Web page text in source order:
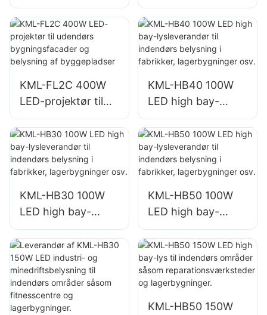
parkeringsplads-
og lagerbelysning
KML-FL2C 200W
LED-projektørlys
parkeringsplads-
og lagerbelysning
KML-FL2C 240W
LED-projektørlys
KML-FL2C 400W
LED-projektør til
udendørs
bygningsfacader
og belysning af
byggepladser
KML-HB40 100W
LED high bay-
lysleverandør til
indendørs
belysning i
fabrikker,
KML-HB30 100W
LED high bay-
lysleverandør til
indendørs
belysning i
fabrikker,
lagerbygninger osv.
KML-HB50 100W
LED high bay-
lysleverandør til
indendørs
belysning i
fabrikker,
KML-HB50 150W